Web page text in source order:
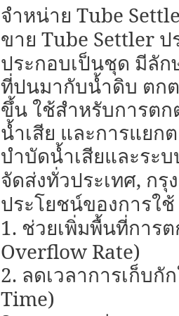
จำหน่าย Tube
ขาย Tube Settler ป
ประกอบเป็นชุด มีลั
ที่ปนมากับน้ำดิบ ตก
ขึ้น ใช้สำหรับการต
น้ำเสีย และการแยก
บำบัดน้ำเสียและระ
จัดส่งทั่วประเทศ, กรุ
ประโยชน์ของการใ
1. ช่วยเพิ่มพื้นที่การ
Overflow Rate)
2. ลดเวลาการเก็บกั
Time)